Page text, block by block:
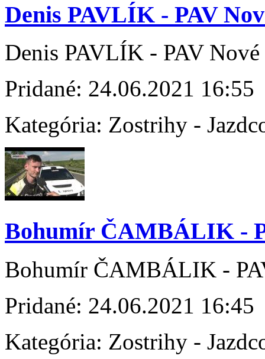
Denis PAVLÍK - PAV
Denis PAVLÍK - PAV
Pridané: 24.06.2021 16:55
Kategória: Zostrihy -
Bohumír ČAMBÁLIK -
Bohumír ČAMBÁLIK -
Pridané: 24.06.2021 16:45
Kategória: Zostrihy -